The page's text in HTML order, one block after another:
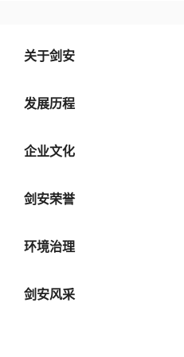
关于剑安
发展历程
企业文化
剑安荣誉
环境治理
剑安风采